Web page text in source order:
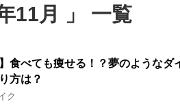
11月 」 一覧
食べても痩せる！？夢のようなダ
方は？
ク